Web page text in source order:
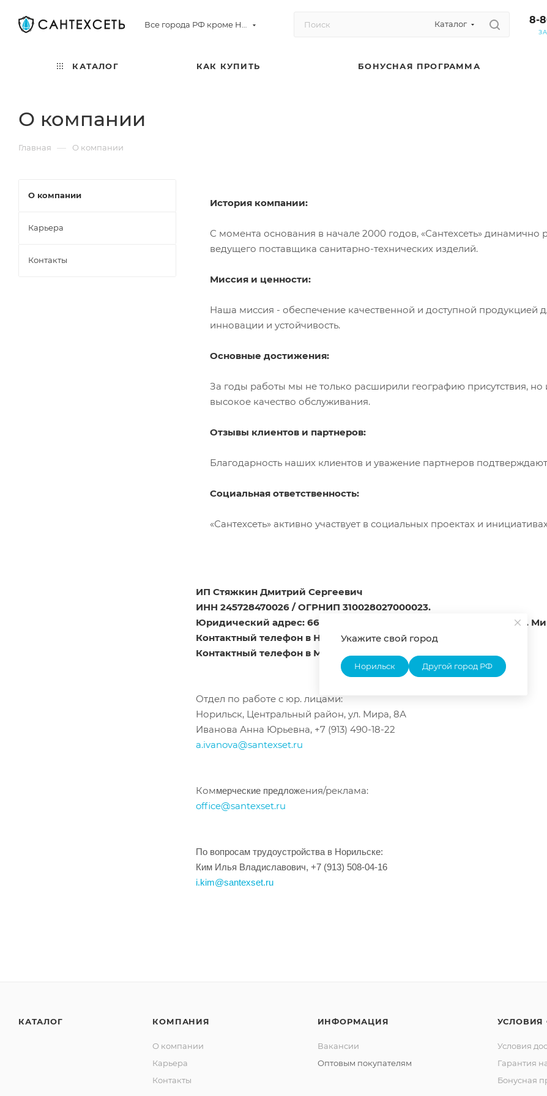
Каталог 8-
КАТАЛОГ КАК КУПИТЬ БОНУСНАЯ ПРОГРАММА
О компании
Главная — О компании
История компании:
С момента основания в начале 2000 годов, «Сантехсеть» динамично
ведущего поставщика санитарно-технических изделий.
Миссия и ценности:
Наша миссия - обеспечение качественной и доступной продукцией
инновации и устойчивость.
Основные достижения:
За годы работы мы не только расширили географию присутствия, но
высокое качество обслуживания.
Отзывы клиентов и партнеров:
Благодарность наших клиентов и уважение партнеров
Социальная ответственность:
«Сантехсеть» активно участвует в социальных проектах и
ИП Стяжкин Дмитрий Сергеевич
ИНН 245728470026 / ОГРНИП 310028027000023.
Юридический адрес: 663302, Красноярский край, г. Норильск, ул.
Контактный телефон в Норильске: 8 913 490-03-30
Контактный телефон в Москве: 8 800 250-44-50
Отдел по работе с юр. лицами:
Норильск, Центральный район, ул. Мира, 8А
Иванова Анна Юрьевна, +7 (913) 490-18-22
a.ivanova@santexset.ru
Коммерческие предложения/реклама:
office@santexset.ru
По вопросам трудоустройства в Норильске:
Ким Илья Владиславович, +7 (913) 508-04-16
i.kim@santexset.ru
О компании
Карьера
Контакты
КАТАЛОГ КОМПАНИЯ
О компании
Карьера
Контакты
ИНФОРМАЦИЯ
Вакансии
Оптовым покупателям
УСЛОВИЯ
Условия
Гарантия
Бонусная
Укажите свой город
Норильск Другой город РФ